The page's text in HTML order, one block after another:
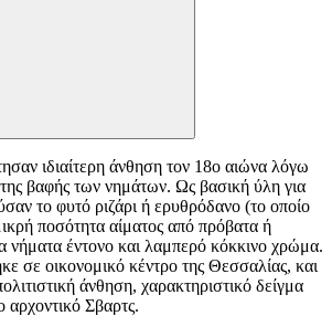
ιδιαίτερη άνθηση τον 18ο αιώνα λόγω
της βαφής των νημάτων. Ως βασική ύλη για
το φυτό ριζάρι ή ερυθρόδανο (το οποίο
ποσότητα αίματος από πρόβατα ή
νήματα έντονο και λαμπερό κόκκινο χρώμα.
σε οικονομικό κέντρο της Θεσσαλίας, και
άνθηση, χαρακτηριστικό δείγμα
αρχοντικό Σβαρτς.